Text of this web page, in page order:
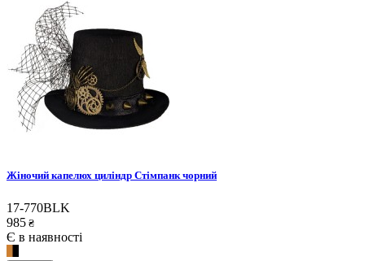
Жіночий капелюх циліндр Стімпанк чорний
17-770BLK
985 ₴
Є в наявності